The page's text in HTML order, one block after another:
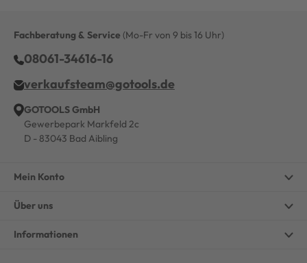
Fachberatung & Service (Mo-Fr von 9 bis 16 Uhr)
08061-34616-16
verkaufsteam@gotools.de
GOTOOLS GmbH
Gewerbepark Markfeld 2c
D - 83043 Bad Aibling
Mein Konto
Über uns
Informationen